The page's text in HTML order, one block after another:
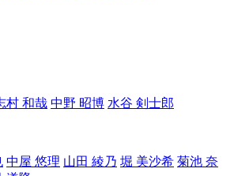
村 和哉 中野 昭博 水谷 剣士郎
中屋 悠理 山田 綾乃 堀 美沙希 菊池 奈